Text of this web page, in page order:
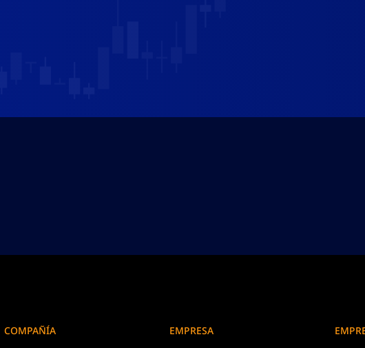
COMPAÑÍA EMPRESA